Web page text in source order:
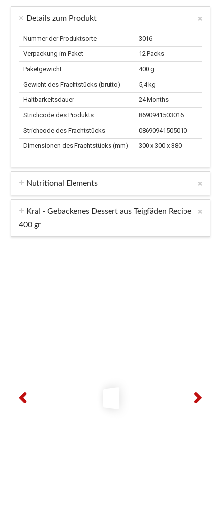
Details zum Produkt
Nummer der Produktsorte 3016
Verpackung im Paket 12 Packs
Paketgewicht 400 g
Gewicht des Frachtstücks (brutto) 5,4 kg
Haltbarkeitsdauer 24 Months
Strichcode des Produkts 8690941503016
Strichcode des Frachtstücks 08690941505010
Dimensionen des Frachtstücks (mm) 300 x 300 x 380
Nutritional Elements
Kral - Gebackenes Dessert aus Teigfäden Recipe
400 gr